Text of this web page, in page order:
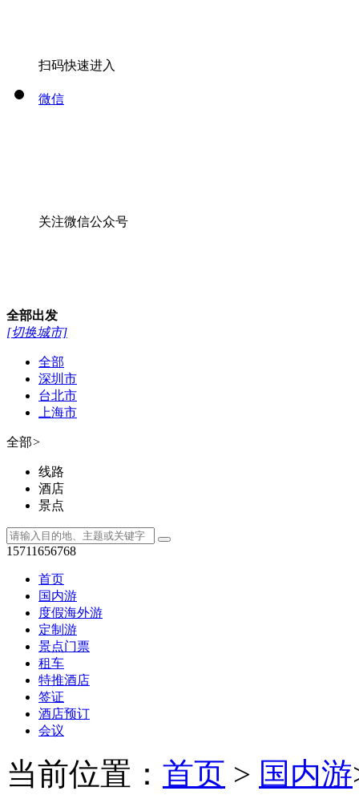
扫码快速进入
微信
关注微信公众号
全部出发
[切换城市]
全部
深圳市
台北市
上海市
全部>
线路
酒店
景点
15711656768
首页
国内游
度假海外游
定制游
景点门票
租车
特推酒店
签证
酒店预订
会议
当前位置： 首页 > 国内游